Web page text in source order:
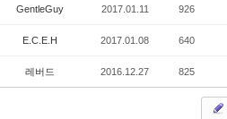
GentleGuy 2017.01.11 926
E.C.E.H 2017.01.08 640
레버드 2016.12.27 825